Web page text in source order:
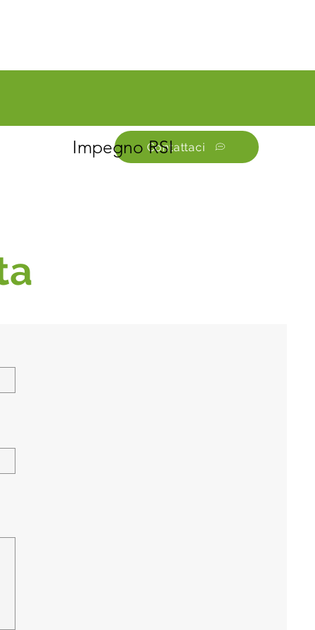
Contattaci
Impegno RSI